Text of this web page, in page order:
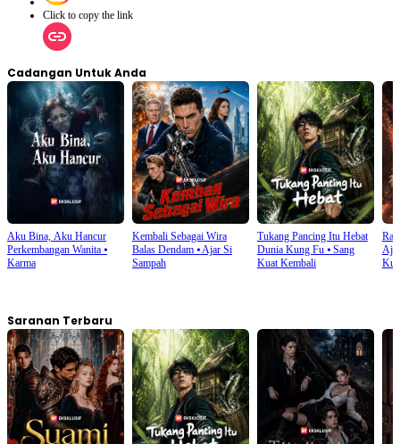
Click to copy the link
Cadangan Untuk Anda
Aku Bina, Aku Hancur
Perkembangan Wanita ⦁
Karma
Kembali Sebagai Wira
Balas Dendam⦁Ajar Si
Sampah
Tukang Pancing Itu Hebat
Dunia Kung Fu⦁ Sang
Kuat Kembali
Saranan Terbaru